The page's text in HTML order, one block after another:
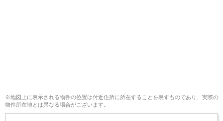
※地図上に表示される物件の位置は付近住所に所在することを表すものであり、実際の
物件所在地とは異なる場合がございます。